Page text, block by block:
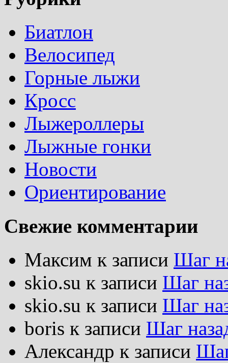
Биатлон
Велосипед
Горные лыжи
Кросс
Лыжероллеры
Лыжные гонки
Новости
Ориентирование
Свежие комментарии
Максим к записи Шаг
skio.su к записи Шаг
skio.su к записи Шаг
boris к записи Шаг
Александр к записи